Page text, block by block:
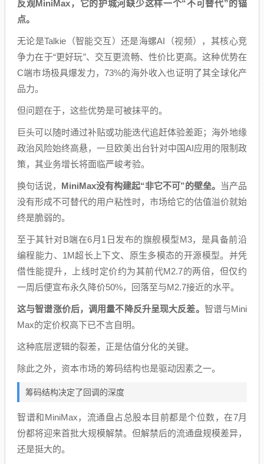
反观MiniMax，它的护城河缺少这样一个“不可替代”的锚
点。
无论是Talkie（智能交互）还是海螺AI（视频），其核心竞
争力在于“更好玩”、交互更流畅、性价比更高。这种优势在
C端市场极具爆发力，73%的海外收入也证明了其全球化产
品力。
但问题在于，这些优势是可被抹平的。
巨头可以随时通过补贴或功能迭代追赶体验差距；海外地缘
政治风险始终高悬，一旦欧美出台针对中国AI应用的限制政
策，其业务增长将面临严峻考验。
换句话说， MiniMax没有构建起“非它不可”的壁垒。
当产品
没有形成不可替代的用户粘性时，市场给它的估值溢价就始
终是脆弱的。
至于其针对B端在6月1日发布的旗舰模型M3，是具备前沿
编程能力、1M超长上下文、原生多模态的开源模型。并凭
借性能提升，上线时定价约为其前代M2.7的两倍，但仅约
一周后便宣布永久降价50%，回落至与M2.7接近的水平。
这与智谱涨价后，调用量不降反升呈现大反差。 智谱与Mini
Max的定价权高下已不言自明。
这种底层逻辑的裂差，正是估值分化的关键。
除此之外，资本市场的筹码结构也是驱动因素之一。
筹码结构决定了回调的深度
智谱和MiniMax，流通盘占总股本目前都是个位数，在7月
份都将迎来首批大规模解禁。但解禁后的流通盘规模差异，
还是挺大的。